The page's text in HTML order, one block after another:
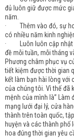
đủ luôn giữ được mức
năm.
· Thêm vào đó, sự
có nhiều năm kinh
· Luôn luôn cập nhật
đề mỗi tuần, mỗi tháng
Phương châm phục vụ
tiết kiệm được thời gian
kết làm bạn hài lòng với
của chúng tôi. Vì thế đã
mệnh của mình là” Làm
mạng lưới đại lý, cửa
thành trên toàn quốc,
huyện và các thành
hoa đúng thời gian yêu